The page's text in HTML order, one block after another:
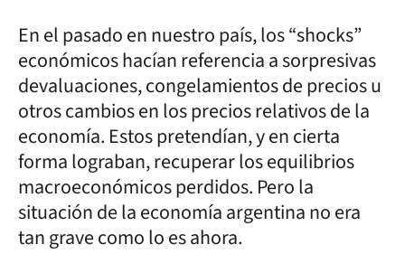
En el pasado en nuestro país, los “shocks”
económicos hacían referencia a sorpresivas
devaluaciones, congelamientos de precios u
otros cambios en los precios relativos de la
economía. Estos pretendían, y en cierta
forma lograban, recuperar los equilibrios
macroeconómicos perdidos. Pero la
situación de la economía argentina no era
tan grave como lo es ahora.